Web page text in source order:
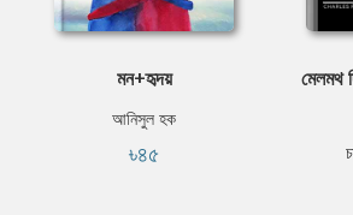
মন+হৃদয়
আনিসুল হক
৳৪৫
মেলমথ